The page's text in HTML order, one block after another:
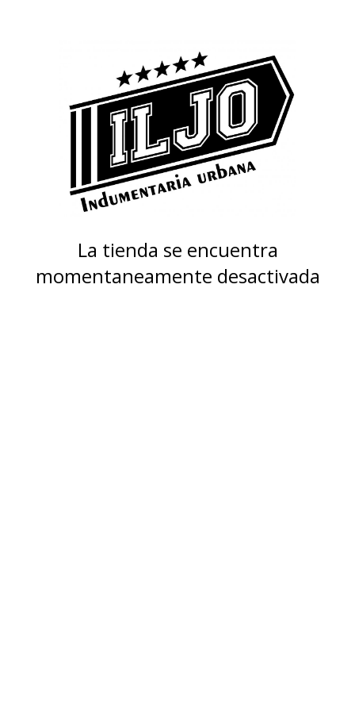
La tienda se encuentra
momentaneamente desactivada